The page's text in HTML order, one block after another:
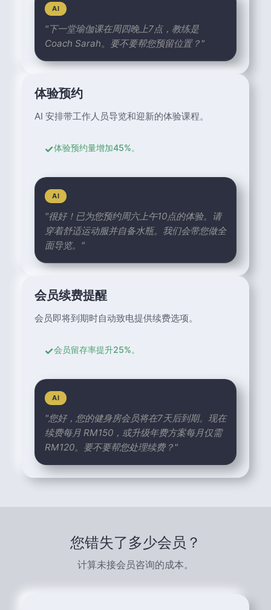
AI
"下一堂瑜伽课在周四晚上7点，教练是
Coach Sarah。要不要帮您预留位置？"
体验预约
AI 安排带工作人员导览和迎新的体验课程。
✓体验预约量增加45%。
AI
"很好！已为您预约周六上午10点的体验。请
穿着舒适运动服并自备水瓶。我们会带您做全
面导览。"
会员续费提醒
会员即将到期时自动致电提供续费选项。
✓会员留存率提升25%。
AI
"您好，您的健身房会员将在7天后到期。现在
续费每月 RM150，或升级年费方案每月仅需
RM120。要不要帮您处理续费？"
您错失了多少会员？
计算未接会员咨询的成本。